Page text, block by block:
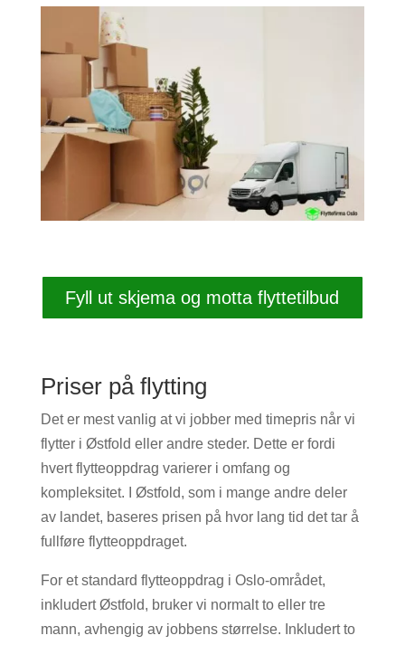
Fyll ut skjema og motta flyttetilbud
Priser på flytting
Det er mest vanlig at vi jobber med timepris når vi
flytter i Østfold eller andre steder. Dette er fordi
hvert flytteoppdrag varierer i omfang og
kompleksitet. I Østfold, som i mange andre deler
av landet, baseres prisen på hvor lang tid det tar å
fullføre flytteoppdraget.
For et standard flytteoppdrag i Oslo-området,
inkludert Østfold, bruker vi normalt to eller tre
mann, avhengig av jobbens størrelse. Inkludert to